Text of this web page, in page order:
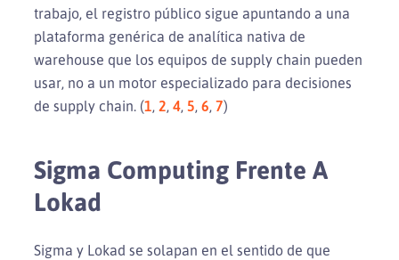
trabajo, el registro público sigue apuntando a una
plataforma genérica de analítica nativa de
warehouse que los equipos de supply chain pueden
usar, no a un motor especializado para decisiones
de supply chain. (1, 2, 4, 5, 6, 7)
Sigma Computing Frente A
Lokad
Sigma y Lokad se solapan en el sentido de que